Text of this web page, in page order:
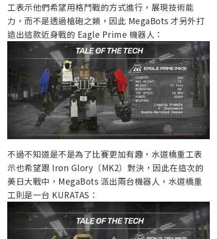
工表示他們希望用格鬥戰的方式進行，展現技術能
力，而不是透過槍砲之類，因此 MegaBots 才另外打
造出這款近身戰的 Eagle Prime 機器人：
不過不知道是不是為了比賽更加有趣，水道橋重工表
示也希望跟 Iron Glory（MK2）對決，因此在這次的
美日大戰中，MegaBots 派出兩台機器人，水道橋重
工則是一台 KURATAS：